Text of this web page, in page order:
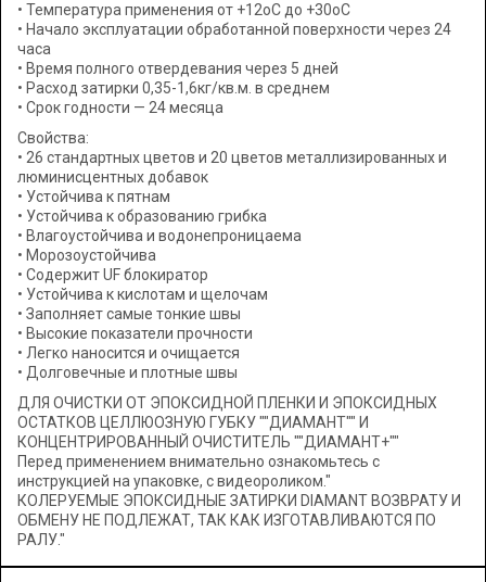
• Температура применения от +12оС до +30оС
• Начало эксплуатации обработанной поверхности через 24
часа
• Время полного отвердевания через 5 дней
• Расход затирки 0,35-1,6кг/кв.м. в среднем
• Срок годности — 24 месяца
Свойства:
• 26 стандартных цветов и 20 цветов металлизированных и
люминисцентных добавок
• Устойчива к пятнам
• Устойчива к образованию грибка
• Влагоустойчива и водонепроницаема
• Морозоустойчива
• Содержит UF блокиратор
• Устойчива к кислотам и щелочам
• Заполняет самые тонкие швы
• Высокие показатели прочности
• Легко наносится и очищается
• Долговечные и плотные швы
ДЛЯ ОЧИСТКИ ОТ ЭПОКСИДНОЙ ПЛЕНКИ И ЭПОКСИДНЫХ
ОСТАТКОВ ЦЕЛЛЮОЗНУЮ ГУБКУ ""ДИАМАНТ"" И
КОНЦЕНТРИРОВАННЫЙ ОЧИСТИТЕЛЬ ""ДИАМАНТ+""
Перед применением внимательно ознакомьтесь с
инструкцией на упаковке, с видеороликом."
КОЛЕРУЕМЫЕ ЭПОКСИДНЫЕ ЗАТИРКИ DIAMANT ВОЗВРАТУ И
ОБМЕНУ НЕ ПОДЛЕЖАТ, ТАК КАК ИЗГОТАВЛИВАЮТСЯ ПО
РАЛУ."